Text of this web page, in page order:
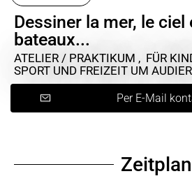
Dessiner la mer, le ciel
bateaux...
ATELIER / PRAKTIKUM , FÜR
SPORT UND FREIZEIT UM
Per E-Mail
Zeitplan